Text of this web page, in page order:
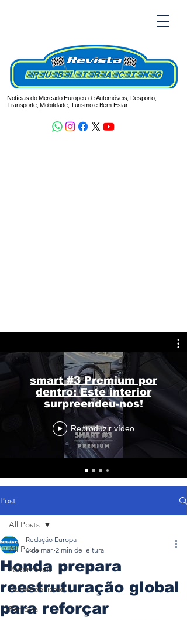
Notícias do Mercado Europeu de Automóveis, Desporto,
Transporte, Mobilidade, Turismo e Bem-Estar
smart #3 Premium por
dentro: Este interior
surpreendeu-nos!
Reproduzir vídeo
Post
All Posts
Automóveis
Automobilismo
Ferrovia
All Posts
Honda prepara
reestruturação global
para reforçar
Redação Europa
6 de mar. 2 min de leitura